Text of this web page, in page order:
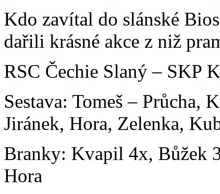
Kdo zavítal do slánské
dařili krásné akce z niž
RSC Čechie Slaný – SKP
Sestava: Tomeš – Průcha,
Jiránek, Hora, Zelenka,
Branky: Kvapil 4x, Bůžek
Hora